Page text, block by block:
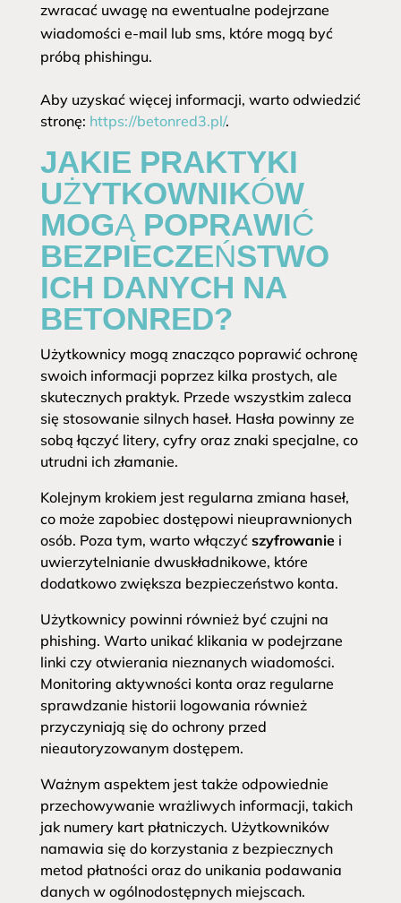
zwracać uwagę na ewentualne podejrzane
wiadomości e-mail lub sms, które mogą być
próbą phishingu.
Aby uzyskać więcej informacji, warto odwiedzić
stronę: https://betonred3.pl/.
JAKIE PRAKTYKI
UŻYTKOWNIKÓW
MOGĄ POPRAWIĆ
BEZPIECZEŃSTWO
ICH DANYCH NA
BETONRED?
Użytkownicy mogą znacząco poprawić ochronę
swoich informacji poprzez kilka prostych, ale
skutecznych praktyk. Przede wszystkim zaleca
się stosowanie silnych haseł. Hasła powinny ze
sobą łączyć litery, cyfry oraz znaki specjalne, co
utrudni ich złamanie.
Kolejnym krokiem jest regularna zmiana haseł,
co może zapobiec dostępowi nieuprawnionych
osób. Poza tym, warto włączyć szyfrowaniei
uwierzytelnianie dwuskładnikowe, które
dodatkowo zwiększa bezpieczeństwo konta.
Użytkownicy powinni również być czujni na
phishing. Warto unikać klikania w podejrzane
linki czy otwierania nieznanych wiadomości.
Monitoring aktywności konta oraz regularne
sprawdzanie historii logowania również
przyczyniają się do ochrony przed
nieautoryzowanym dostępem.
Ważnym aspektem jest także odpowiednie
przechowywanie wrażliwych informacji, takich
jak numery kart płatniczych. Użytkowników
namawia się do korzystania z bezpiecznych
metod płatności oraz do unikania podawania
danych w ogólnodostępnych miejscach.